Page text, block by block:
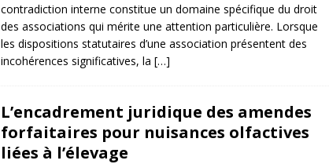
contradiction interne constitue un domaine spécifique du droit
des associations qui mérite une attention particulière. Lorsque
les dispositions statutaires d’une association présentent des
incohérences significatives, la […]
L’encadrement juridique des amendes
forfaitaires pour nuisances olfactives
liées à l’élevage